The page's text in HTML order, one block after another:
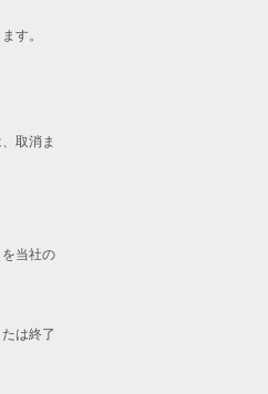
す。
取消ま
当社の
は終了